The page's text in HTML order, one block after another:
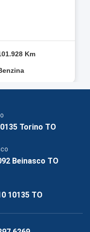
Km
Torino TO
Beinasco TO
10135 TO